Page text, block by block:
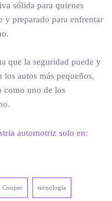
sólida para quienes
y preparado para enfrentar
que la seguridad puede y
autos más pequeños,
como uno de los
automotriz solo en:
tecnología